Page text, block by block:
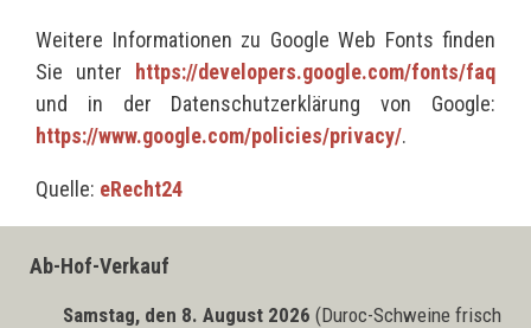
Weitere Informationen zu Google Web Fonts finden
Sie unter
https://developers.google.com/fonts/faq
und in der Datenschutzerklärung von Google:
https://www.google.com/policies/privacy/.
Quelle: eRecht24
Ab-Hof-Verkauf
Samstag, den 8. August 2026 (Duroc-Schweine frisch